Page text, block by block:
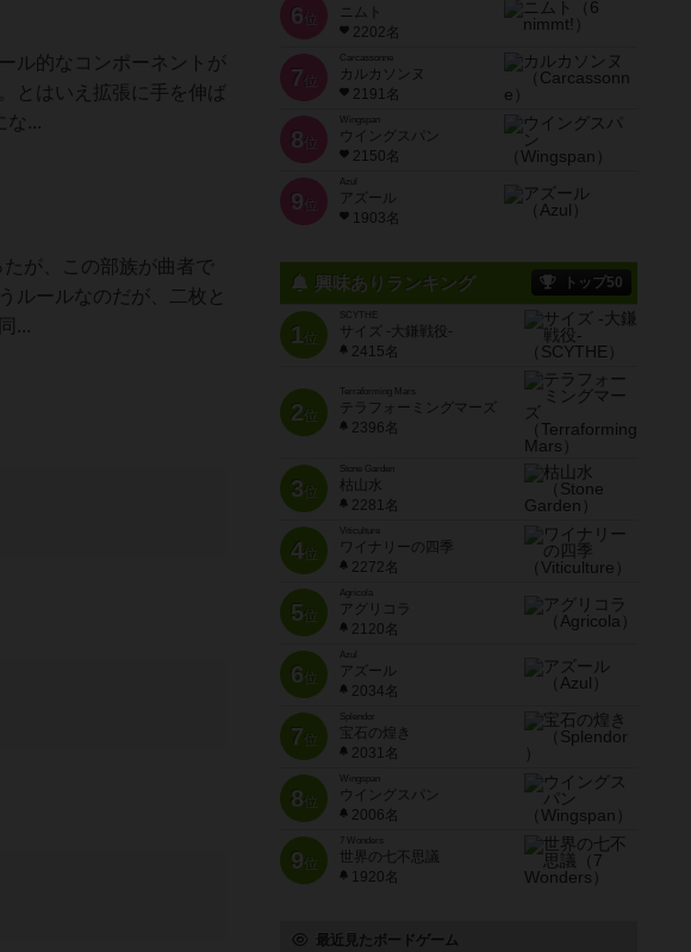
ル的なコンポーネントが
とはいえ拡張に手を伸ば
な...
が、この部族が曲者で
ルールなのだが、二枚と
...
6 位
ニムト
2202名
7 位
Carcassonne
カルカソンヌ
2191名
8 位
Wingspan
ウイングスパン
2150名
9 位
Azul
アズール
1903名
興味ありランキング トップ50
1位
SCYTHE
サイズ -大鎌戦役-
2415名
2位
Terraforming Mars
テラフォーミングマーズ
2396名
3位
Stone Garden
枯山水
2281名
4位
Viticulture
ワイナリーの四季
2272名
5位
Agricola
アグリコラ
2120名
6位
Azul
アズール
2034名
7位
宝石の煌き
2031名
8位
Wingspan
ウイングスパン
2006名
9位
7 Wonders
世界の七不思議
1920名
最近見たボードゲーム